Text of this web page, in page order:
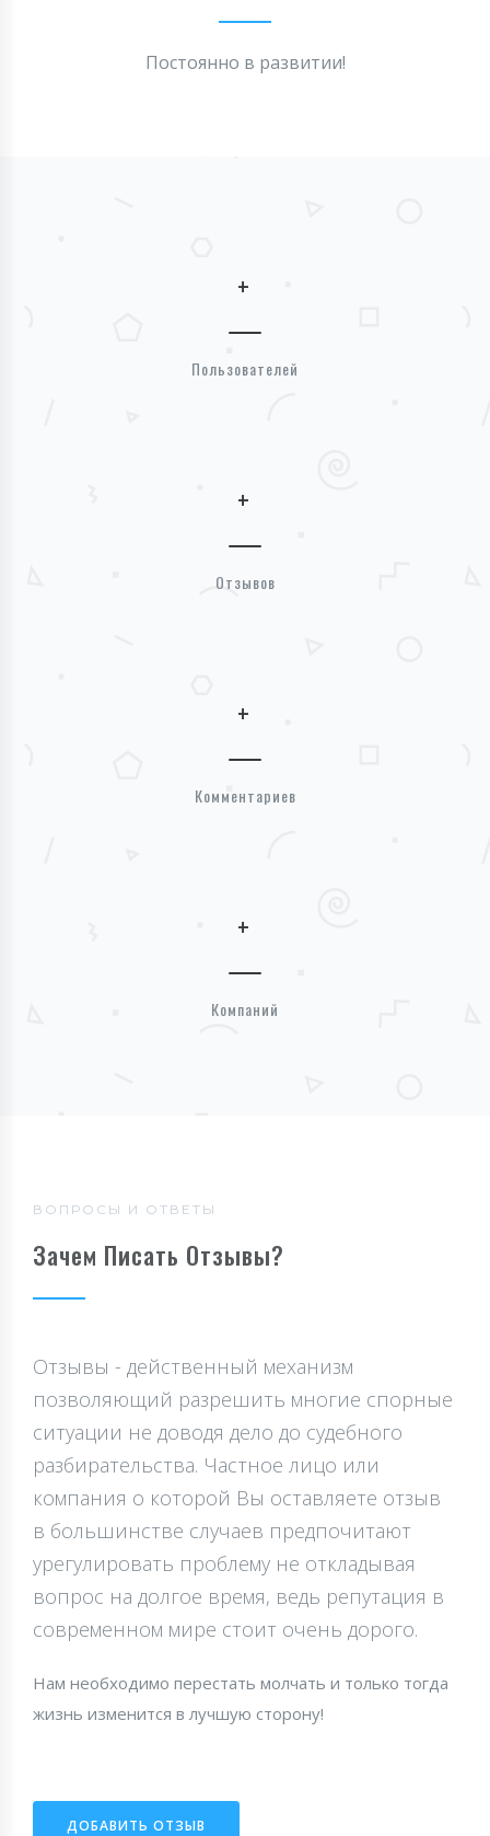
Постоянно в развитии!
+
Пользователей
+
Отзывов
+
Комментариев
+
Компаний
ВОПРОСЫ И ОТВЕТЫ
Зачем Писать Отзывы?
Отзывы - действенный механизм
позволяющий разрешить многие спорные
ситуации не доводя дело до судебного
разбирательства. Частное лицо или
компания о которой Вы оставляете отзыв
в большинстве случаев предпочитают
урегулировать проблему не откладывая
вопрос на долгое время, ведь репутация в
современном мире стоит очень дорого.
Нам необходимо перестать молчать и только тогда
жизнь изменится в лучшую сторону!
ДОБАВИТЬ ОТЗЫВ